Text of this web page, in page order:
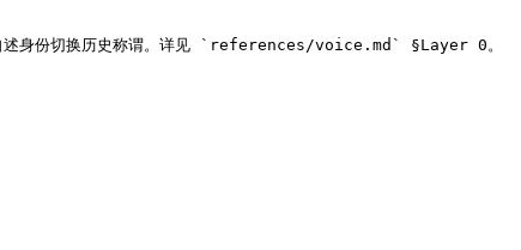
述身份切换历史称谓。详见 `references/voice.md` §Layer 0。